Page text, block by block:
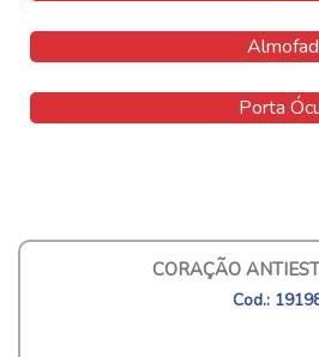
Porta
CORAÇÃO
Cod.: